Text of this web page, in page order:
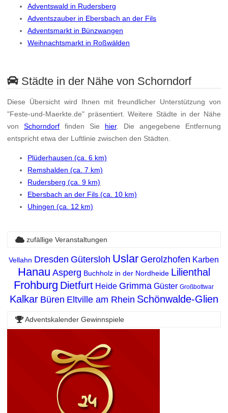
Adventswald in Rudersberg
Adventszauber in Ebersbach an der Fils
Adventsmarkt in Bünzwangen
Weihnachtsmarkt in Roßwälden
Städte in der Nähe von Schorndorf
Diese Übersicht wird Ihnen mit freundlicher Unterstützung von
"Feste-und-Maerkte.de" präsentiert. Weitere Städte in der Nähe
vonSchorndorf finden Sie hier. Die angegebene Entfernung
entspricht etwa der Luftlinie zwischen den Städten.
Plüderhausen (ca. 6 km)
Remshalden (ca. 7 km)
Rudersberg (ca. 9 km)
Ebersbach an der Fils (ca. 10 km)
Uhingen (ca. 12 km)
zufällige Veranstaltungen
Vellahn Dresden Gütersloh Uslar Gerolzhofen Karben
Hanau Asperg Buchholz in der Nordheide Lilienthal
Frohburg Dietfurt Heide Grimma Güster Großbottwar
Kalkar Büren Eltville am Rhein Schönwalde-Glien
Adventskalender Gewinnspiele